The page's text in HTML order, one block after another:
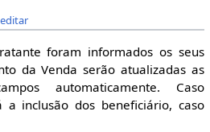
editar
foram informados os seus
da Venda serão atualizadas as
automaticamente. Caso
inclusão dos beneficiário, caso